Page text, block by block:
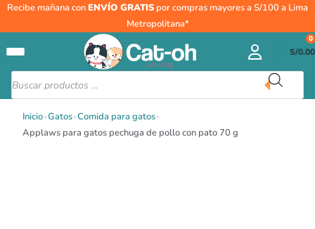
Recibe mañana conENVÍO GRATIS por compras mayores a S/100 a Lima
Metropolitana*
Búsqueda
de
productos
S/0.00
0
Inicio›Gatos›Comida para gatos›
Applaws para gatos pechuga de pollo con pato 70 g
Applaws
pechuga
de
pollo
pato
70